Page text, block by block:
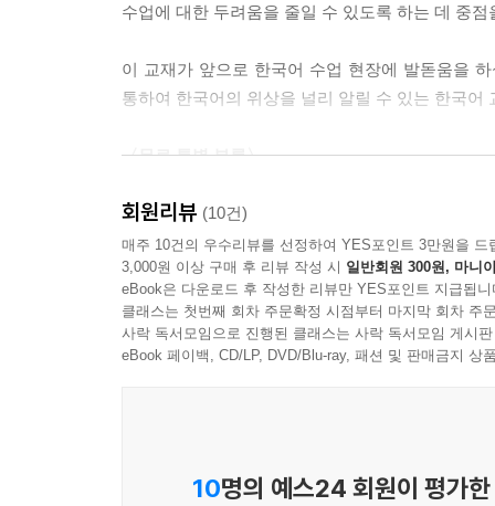
수업에 대한 두려움을 줄일 수 있도록 하는 데 중점
이 교재가 앞으로 한국어 수업 현장에 발돋움을
통하여 한국어의 위상을 널리 알릴 수 있는 한국어
〈무료 특별 부록〉
■ 1) 한국어 수업지도안 예시사례 모음
2) 지도안 작성 단계별 영어활용 예시문 수록
3) 영어활용 예시문 녹음 mp3 파일 무료제공
회원리뷰 (10건)
매주 10건의 우수리뷰를 선정하여 YES포인트 3만원을 드
3,000원 이상 구매 후 리뷰 작성 시 일반회원 300원, 마니
eBook은 다운로드 후 작성한 리뷰만 YES포인트 지급됩니
클래스는 첫번째 회차 주문확정 시점부터 마지막 회차 주
사락 독서모임으로 진행된 클래스는 사락 독서모임 게시
eBook 페이백, CD/LP, DVD/Blu-ray, 패션 및 판매금지 상
10명의 예스24 회원이 평가